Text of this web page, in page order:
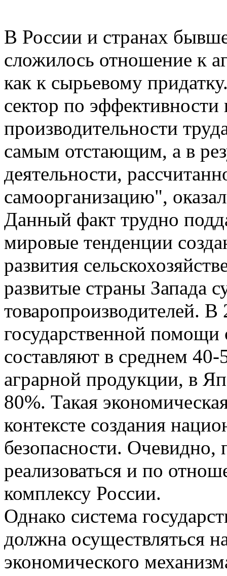
В России и странах
сложилось отношение к
как к сырьевому
сектор по эффективности
производительности
самым отстающим, а в
деятельности,
самоорганизацию",
Данный факт трудно
мировые тенденции
развития
развитые страны Запада
товаропроизводителей.
государственной помощи
составляют в среднем
аграрной продукции, в
80%. Такая
контексте создания
безопасности.
реализоваться и по
комплексу России.
Однако система
должна осуществляться
экономического